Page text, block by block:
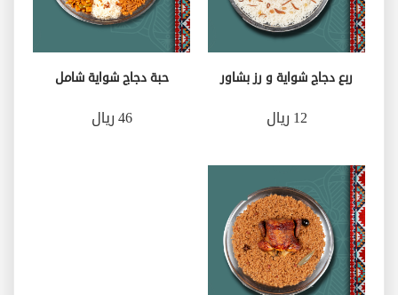
ربع دجاج شواية و رز بشاور
12 ريال
حبة دجاج شواية شامل
46 ريال